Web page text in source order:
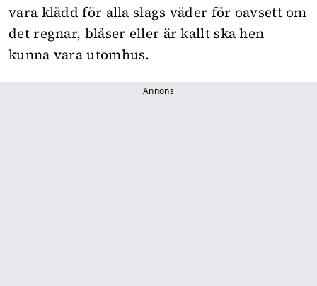
vara klädd för alla slags väder för oavsett om
det regnar, blåser eller är kallt ska hen
kunna vara utomhus.
Annons